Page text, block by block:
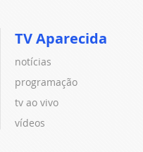
TV Aparecida
notícias
programação
tv ao vivo
vídeos